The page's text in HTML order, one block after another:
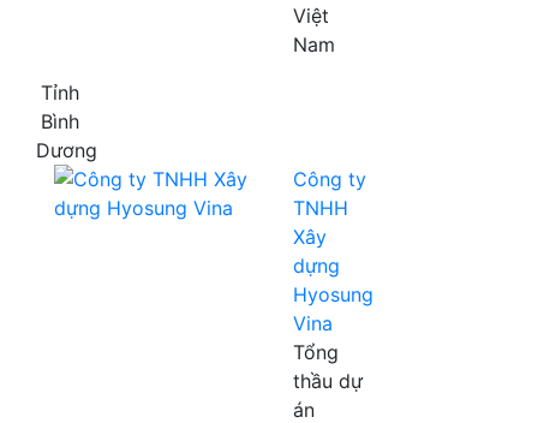
Việt
Nam
Tỉnh
Bình
Dương
Công ty
TNHH
Xây
dựng
Hyosung
Vina
Tổng
thầu dự
án